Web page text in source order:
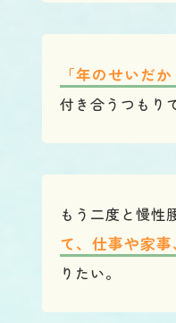
「年のせいだか
付き合うつもり
もう二度と慢性
て、仕事や家
りたい。